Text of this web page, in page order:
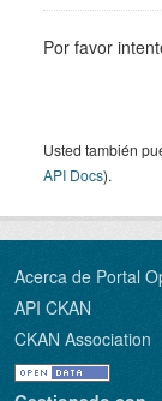
Por favor
Usted también
API Docs).
Acerca de Portal
API CKAN
CKAN Association